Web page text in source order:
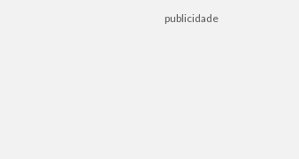
publicidade